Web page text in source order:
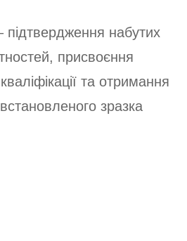
підтвердження набутих
присвоєння
кваліфікації та отримання
зразка